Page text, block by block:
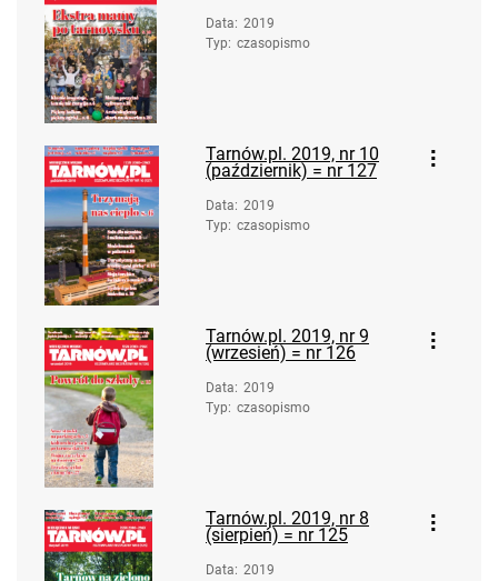
Data: 2019
Typ: czasopismo
Tarnów.pl. 2019, nr 10
(październik) = nr 127
Data: 2019
Typ: czasopismo
Tarnów.pl. 2019, nr 9
(wrzesień) = nr 126
Data: 2019
Typ: czasopismo
Tarnów.pl. 2019, nr 8
(sierpień) = nr 125
Data: 2019